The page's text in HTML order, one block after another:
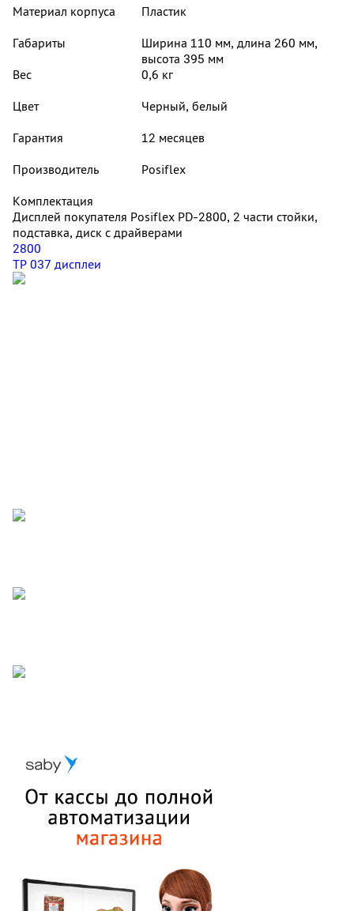
Материал корпуса
Пластик
Габариты
Ширина 110 мм, длина 260 мм,
высота 395 мм
Вес
0,6 кг
Цвет
Черный, белый
Гарантия
12 месяцев
Производитель
Posiflex
Комплектация
Дисплей покупателя Posiflex PD-2800, 2 части стойки,
подставка, диск с драйверами
2800
ТР 037 дисплеи